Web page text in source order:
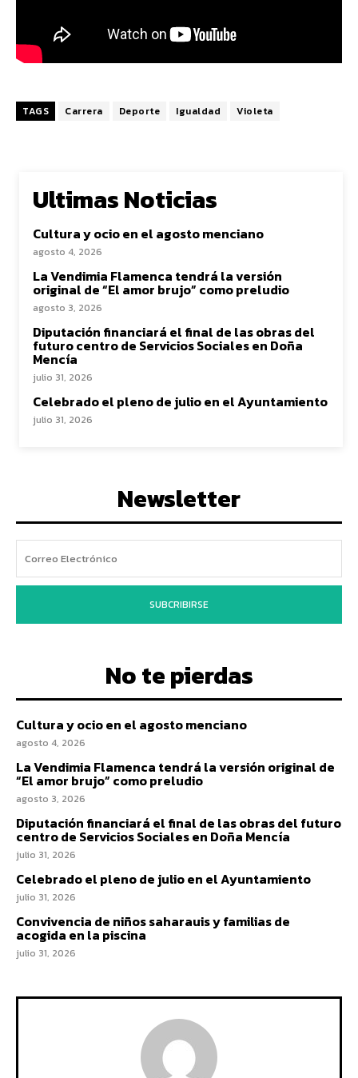
TAGS Carrera Deporte Igualdad Violeta
Ultimas Noticias
Cultura y ocio en el agosto menciano
agosto 4, 2026
La Vendimia Flamenca tendrá la versión
original de “El amor brujo” como preludio
agosto 3, 2026
Diputación financiará el final de las obras del
futuro centro de Servicios Sociales en Doña
Mencía
julio 31, 2026
Celebrado el pleno de julio en el Ayuntamiento
julio 31, 2026
Newsletter
SUBCRIBIRSE
No te pierdas
Cultura y ocio en el agosto menciano
agosto 4, 2026
La Vendimia Flamenca tendrá la versión original de
“El amor brujo” como preludio
agosto 3, 2026
Diputación financiará el final de las obras del futuro
centro de Servicios Sociales en Doña Mencía
julio 31, 2026
Celebrado el pleno de julio en el Ayuntamiento
julio 31, 2026
Convivencia de niños saharauis y familias de
acogida en la piscina
julio 31, 2026